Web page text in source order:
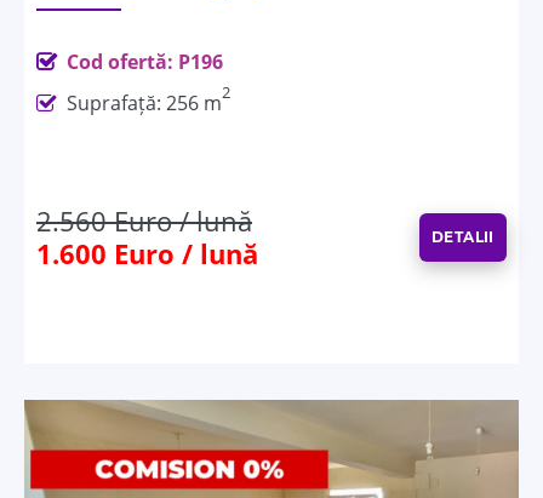
Cod ofertă: P196
Suprafață: 256 m2
2.560 Euro / lună
1.600 Euro / lună
DETALII